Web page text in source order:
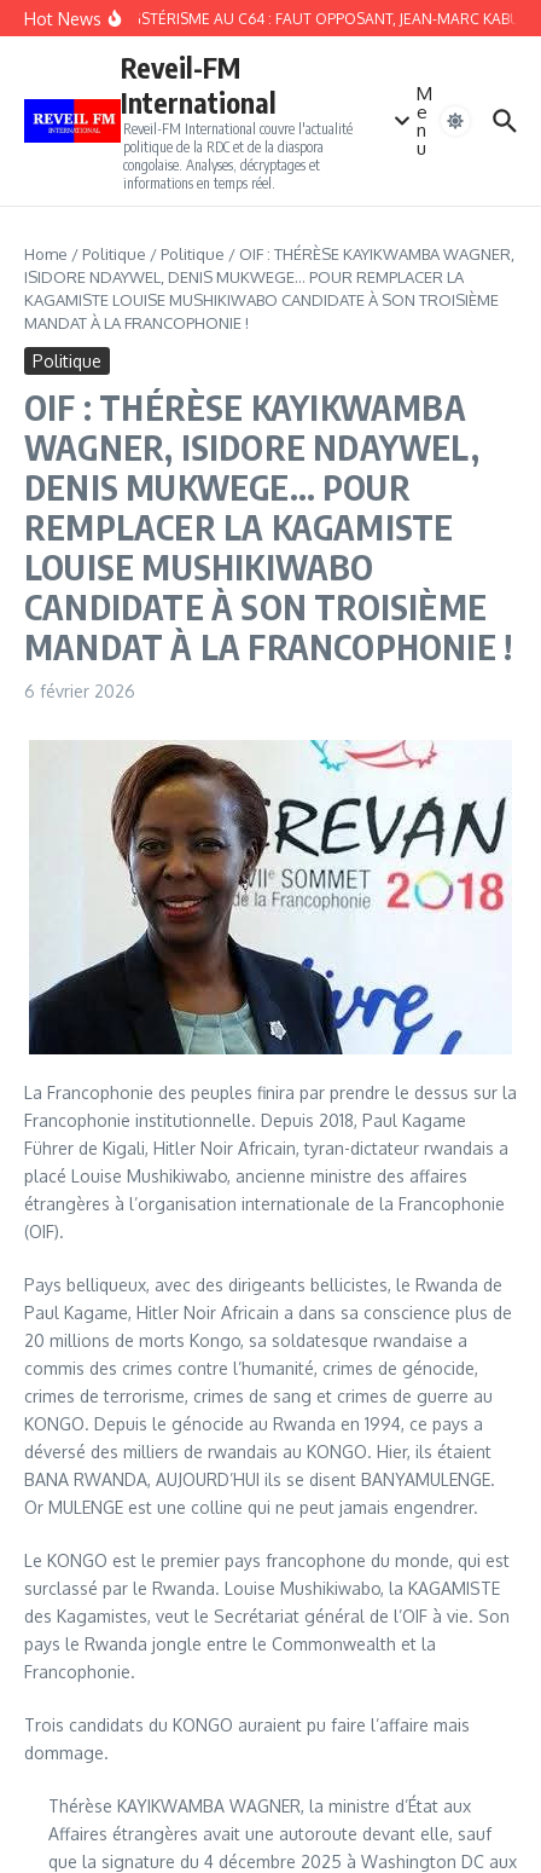
Aller au contenu
Hot News
DU GANGSTÉRISME AU C64 : FAUT OPPOSANT, JEAN-MARC
Reveil-FM
International
Reveil-FM International couvre l'actualité
politique de la RDC et de la diaspora
congolaise. Analyses, décryptages et
informations en temps réel.
M
e
n
u
Home / Politique / Politique / OIF : THÉRÈSE KAYIKWAMBA WAGNER,
ISIDORE NDAYWEL, DENIS MUKWEGE… POUR REMPLACER LA
KAGAMISTE LOUISE MUSHIKIWABO CANDIDATE À SON TROISIÈME
MANDAT À LA FRANCOPHONIE !
Politique
OIF : THÉRÈSE KAYIKWAMBA
WAGNER, ISIDORE NDAYWEL,
DENIS MUKWEGE… POUR
REMPLACER LA KAGAMISTE
LOUISE MUSHIKIWABO
CANDIDATE À SON TROISIÈME
MANDAT À LA FRANCOPHONIE !
6 février 2026
La Francophonie des peuples finira par prendre le dessus sur la
Francophonie institutionnelle. Depuis 2018, Paul Kagame
Führer de Kigali, Hitler Noir Africain, tyran-dictateur rwandais a
placé Louise Mushikiwabo, ancienne ministre des affaires
étrangères à l’organisation internationale de la Francophonie
(OIF).
Pays belliqueux, avec des dirigeants bellicistes, le Rwanda de
Paul Kagame, Hitler Noir Africain a dans sa conscience plus de
20 millions de morts Kongo, sa soldatesque rwandaise a
commis des crimes contre l’humanité, crimes de génocide,
crimes de terrorisme, crimes de sang et crimes de guerre au
KONGO. Depuis le génocide au Rwanda en 1994, ce pays a
déversé des milliers de rwandais au KONGO. Hier, ils étaient
BANA RWANDA, AUJOURD’HUI ils se disent BANYAMULENGE.
Or MULENGE est une colline qui ne peut jamais engendrer.
Le KONGO est le premier pays francophone du monde, qui est
surclassé par le Rwanda. Louise Mushikiwabo, la KAGAMISTE
des Kagamistes, veut le Secrétariat général de l’OIF à vie. Son
pays le Rwanda jongle entre le Commonwealth et la
Francophonie.
Trois candidats du KONGO auraient pu faire l’affaire mais
dommage.
Thérèse KAYIKWAMBA WAGNER, la ministre d’État aux
Affaires étrangères avait une autoroute devant elle, sauf
que la signature du 4 décembre 2025 à Washington DC aux